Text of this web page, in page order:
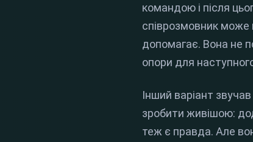
командою і після
співрозмовник може
допомагає. Вона не
опори для
Інший варіант
зробити живішою:
теж є правда. Але